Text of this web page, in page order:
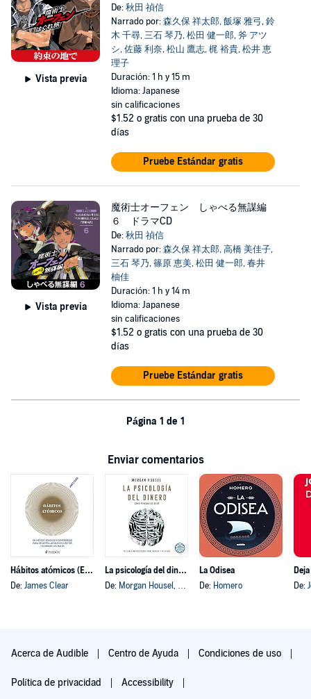
Vista previa
De:秋田 禎信
Narrado por:森久保 祥太郎,飯塚 雅弓,鈴
木 千尋,三石 琴乃,松田 健一郎,斧 アツ
シ,佐藤 利奈,松山 鷹志,梶 裕貴,松井 恵
理子
Duración: 1 h y 15 m
Idioma: Japanese
sin calificaciones
$1.52 o gratis con una prueba de 30
días
Pruebe Estándar gratis
Vista previa
魔術士オーフェン しゃべる無謀編
６ ドラマCD
De:秋田 禎信
Narrado por:森久保 祥太郎,高橋 美佳子,
三石 琴乃,篠原 恵美,松田 健一郎,春井
柚佳
Duración: 1 h y 14 m
Idioma: Japanese
sin calificaciones
$1.52 o gratis con una prueba de 30
días
Pruebe Estándar gratis
Página 1 de 1
Enviar comentarios
Hábitos atómicos (Español neutro)
De: James Clear
La psicología del dinero
De: Morgan Housel, y otros
La Odisea
De: Homero
De:
Acerca de Audible Centro de Ayuda Condiciones de uso
Política de privacidad Accessibility